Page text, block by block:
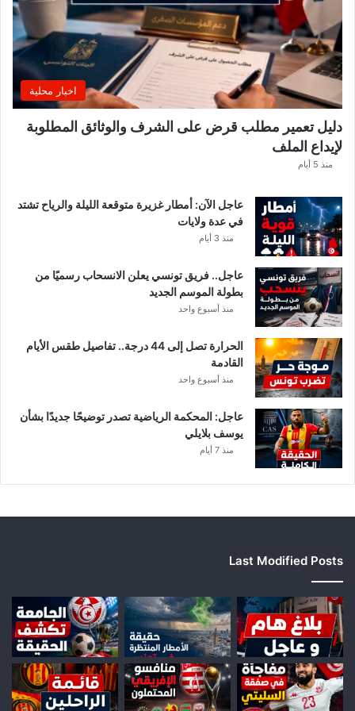
ب
ا
غً
ا
مً
اخبار محلية
دليل تعمير مطلب قرض على الشرف والوثائق المطلوبة
لإيداع الملف
منذ 5 أيام
عاجل الآن: أمطار غزيرة متوقعة الليلة والرياح تشتد
في عدة ولايات
منذ 3 أيام
عاجل.. فريق تونسي يعلن الانسحاب رسميًا من
بطولة الموسم الجديد
منذ أسبوع واحد
الحرارة تصل إلى 44 درجة.. تفاصيل طقس الأيام
القادمة
منذ أسبوع واحد
عاجل: المحكمة الرياضية تصدر توضيحًا جديدًا بشأن
يوسف بلايلي
منذ 7 أيام
Last Modified Posts